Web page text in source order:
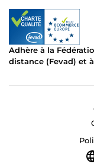
Adhère à la
distance (Fevad) et